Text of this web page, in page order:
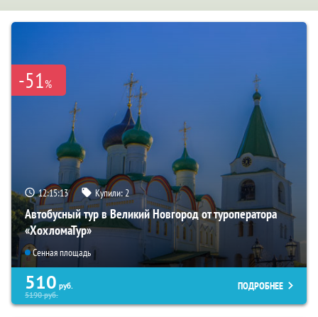
-51%
12:15:12 Купили:2
Автобусный тур в Великий Новгород от туроператора
«ХохломаТур»
Сенная площадь
510 руб.
5190руб.
ПОДРОБНЕЕ